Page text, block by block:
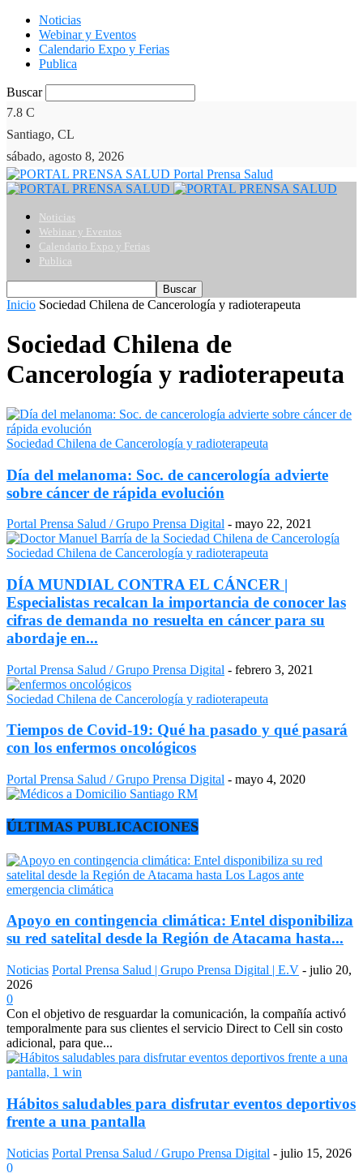
Noticias
Webinar y Eventos
Calendario Expo y Ferias
Publica
Buscar
7.8 C
Santiago, CL
sábado, agosto 8, 2026
Portal Prensa Salud
Noticias
Webinar y Eventos
Calendario Expo y Ferias
Publica
Inicio Sociedad Chilena de Cancerología y radioterapeuta
Sociedad Chilena de
Cancerología y radioterapeuta
Sociedad Chilena de Cancerología y radioterapeuta
Día del melanoma: Soc. de cancerología advierte
sobre cáncer de rápida evolución
Portal Prensa Salud / Grupo Prensa Digital - mayo 22, 2021
Sociedad Chilena de Cancerología y radioterapeuta
DÍA MUNDIAL CONTRA EL CÁNCER |
Especialistas recalcan la importancia de conocer las
cifras de demanda no resuelta en cáncer para su
abordaje en...
Portal Prensa Salud / Grupo Prensa Digital - febrero 3, 2021
Sociedad Chilena de Cancerología y radioterapeuta
Tiempos de Covid-19: Qué ha pasado y qué pasará
con los enfermos oncológicos
Portal Prensa Salud / Grupo Prensa Digital - mayo 4, 2020
ÚLTIMAS PUBLICACIONES
Apoyo en contingencia climática: Entel disponibiliza
su red satelital desde la Región de Atacama hasta...
Noticias Portal Prensa Salud | Grupo Prensa Digital | E.V - julio 20,
2026
0
Con el objetivo de resguardar la comunicación, la compañía activó
temporalmente para sus clientes el servicio Direct to Cell sin costo
adicional, para que...
Hábitos saludables para disfrutar eventos deportivos
frente a una pantalla
Noticias Portal Prensa Salud / Grupo Prensa Digital - julio 15, 2026
0